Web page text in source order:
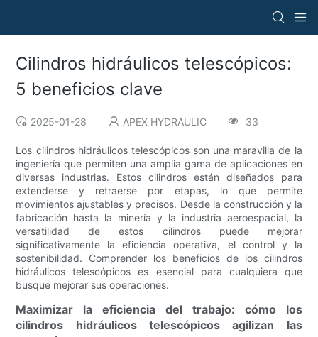
Cilindros hidráulicos telescópicos:
5 beneficios clave
2025-01-28 APEX HYDRAULIC 33
Los cilindros hidráulicos telescópicos son una maravilla de la
ingeniería que permiten una amplia gama de aplicaciones en
diversas industrias. Estos cilindros están diseñados para
extenderse y retraerse por etapas, lo que permite
movimientos ajustables y precisos. Desde la construcción y la
fabricación hasta la minería y la industria aeroespacial, la
versatilidad de estos cilindros puede mejorar
significativamente la eficiencia operativa, el control y la
sostenibilidad. Comprender los beneficios de los cilindros
hidráulicos telescópicos es esencial para cualquiera que
busque mejorar sus operaciones.
Maximizar la eficiencia del trabajo: cómo los
cilindros hidráulicos telescópicos agilizan las